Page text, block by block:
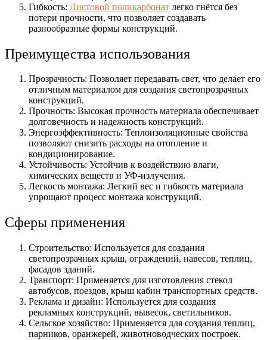
Гибкость: Листовой поликарбонат легко гнётся без
потери прочности, что позволяет создавать
разнообразные формы конструкций.
Преимущества использования
Прозрачность: Позволяет передавать свет, что делает его
отличным материалом для создания светопрозрачных
конструкций.
Прочность: Высокая прочность материала обеспечивает
долговечность и надежность конструкций.
Энергоэффективность: Теплоизоляционные свойства
позволяют снизить расходы на отопление и
кондиционирование.
Устойчивость: Устойчив к воздействию влаги,
химических веществ и УФ-излучения.
Легкость монтажа: Легкий вес и гибкость материала
упрощают процесс монтажа конструкций.
Сферы применения
Строительство: Используется для создания
светопрозрачных крыш, ограждений, навесов, теплиц,
фасадов зданий.
Транспорт: Применяется для изготовления стекол
автобусов, поездов, крыш кабин транспортных средств.
Реклама и дизайн: Используется для создания
рекламных конструкций, вывесок, светильников.
Сельское хозяйство: Применяется для создания теплиц,
парников, оранжерей, животноводческих построек.